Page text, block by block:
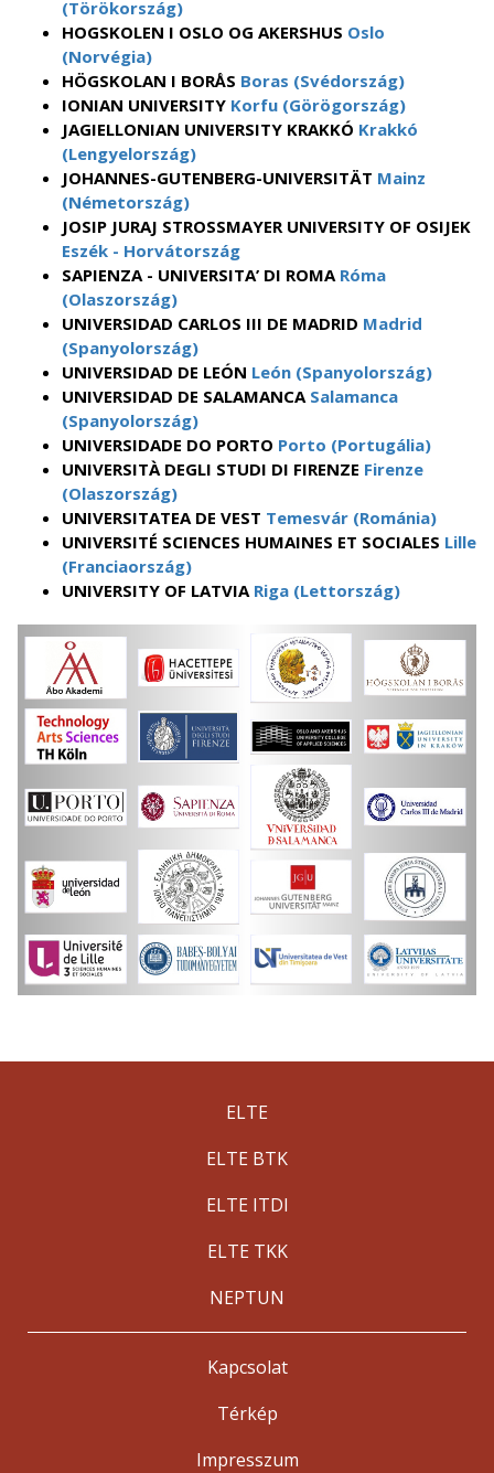
(Törökország)
HOGSKOLEN I OSLO OG AKERSHUS Oslo
(Norvégia)
HÖGSKOLAN I BORÅS Boras (Svédország)
IONIAN UNIVERSITY Korfu (Görögország)
JAGIELLONIAN UNIVERSITY KRAKKÓ Krakkó
(Lengyelország)
JOHANNES-GUTENBERG-UNIVERSITÄT Mainz
(Németország)
JOSIP JURAJ STROSSMAYER UNIVERSITY OF OSIJEK
Eszék - Horvátország
SAPIENZA - UNIVERSITA’ DI ROMA Róma
(Olaszország)
UNIVERSIDAD CARLOS III DE MADRID Madrid
(Spanyolország)
UNIVERSIDAD DE LEÓN León (Spanyolország)
UNIVERSIDAD DE SALAMANCA Salamanca
(Spanyolország)
UNIVERSIDADE DO PORTO Porto (Portugália)
UNIVERSITÀ DEGLI STUDI DI FIRENZE Firenze
(Olaszország)
UNIVERSITATEA DE VEST Temesvár (Románia)
UNIVERSITÉ SCIENCES HUMAINES ET SOCIALES Lille
(Franciaország)
UNIVERSITY OF LATVIA Riga (Lettország)
ELTE
ELTE BTK
ELTE ITDI
ELTE TKK
NEPTUN
Kapcsolat
Térkép
Impresszum